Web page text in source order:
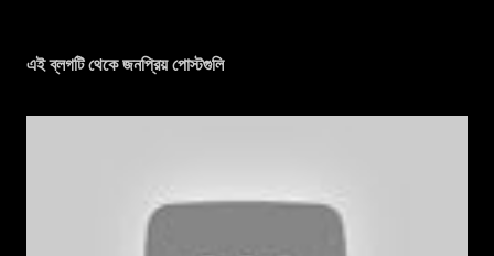
এই ব্লগটি থেকে জনপ্রিয় পোস্টগুলি